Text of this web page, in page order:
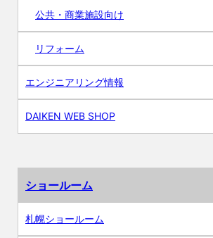
公共・商業施設向け
リフォーム
エンジニアリング情報
DAIKEN WEB SHOP
ショールーム
札幌ショールーム